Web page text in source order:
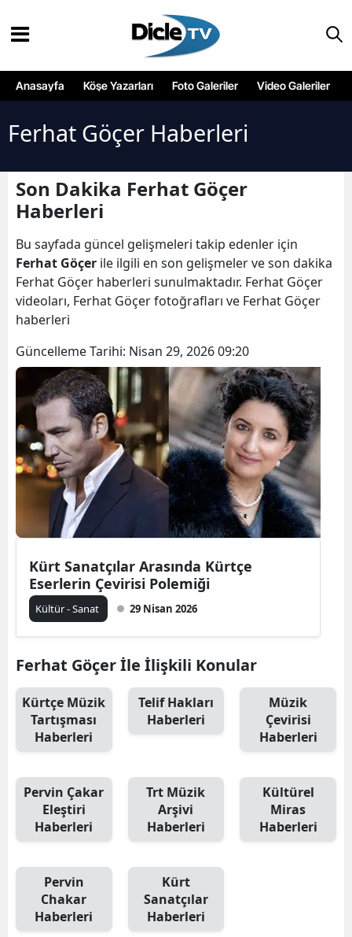
Anasayfa Köşe Yazarları Foto Galeriler Video Galeriler
Ferhat Göçer Haberleri
Son Dakika Ferhat Göçer
Haberleri
Bu sayfada güncel gelişmeleri takip edenler için
Ferhat Göçer ile ilgili en son gelişmeler ve son dakika
Ferhat Göçer haberleri sunulmaktadır. Ferhat Göçer
videoları, Ferhat Göçer fotoğrafları ve Ferhat Göçer
haberleri
Güncelleme Tarihi: Nisan 29, 2026 09:20
Kürt Sanatçılar Arasında Kürtçe
Eserlerin Çevirisi Polemiği
Kültür - Sanat 29 Nisan 2026
Ferhat Göçer İle İlişkili Konular
Kürtçe Müzik
Tartışması
Haberleri
Telif Hakları
Haberleri
Müzik
Çevirisi
Haberleri
Pervin Çakar
Eleştiri
Haberleri
Trt Müzik
Arşivi
Haberleri
Kültürel
Miras
Haberleri
Pervin
Chakar
Haberleri
Kürt
Sanatçılar
Haberleri